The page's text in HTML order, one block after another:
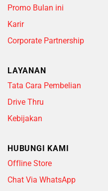
Promo Bulan ini
Karir
Corporate Partnership
LAYANAN
Tata Cara Pembelian
Drive Thru
Kebijakan
HUBUNGI KAMI
Offline Store
Chat Via WhatsApp